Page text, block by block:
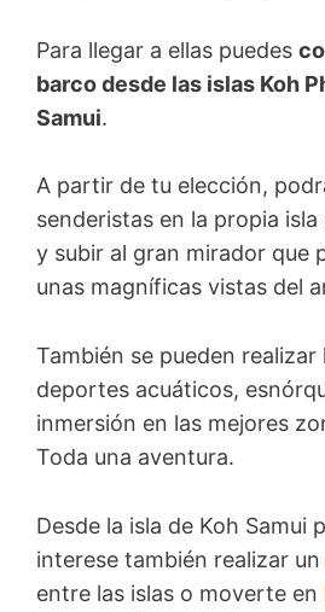
Para llegar a ellas puedes
barco desde las islas Koh
Samui.
A partir de tu elección,
senderistas en la propia isla
y subir al gran mirador que
unas magníficas vistas del
También se pueden
deportes acuáticos,
inmersión en las mejores
Toda una aventura.
Desde la isla de Koh Samui
interese también realizar un
entre las islas o moverte en